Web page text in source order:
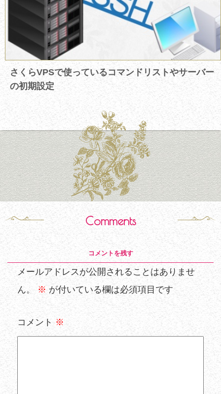
さくらVPSで使っているコマンドリストやサーバー
の初期設定
Comments
コメントを残す
メールアドレスが公開されることはありませ
ん。
※ が付いている欄は必須項目です
コメント ※